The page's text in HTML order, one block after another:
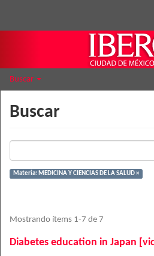
Buscar
Buscar
Materia: MEDICINA Y CIENCIAS DE LA SALUD ×
Mostrando ítems 1-7 de 7
Diabetes education in Japan